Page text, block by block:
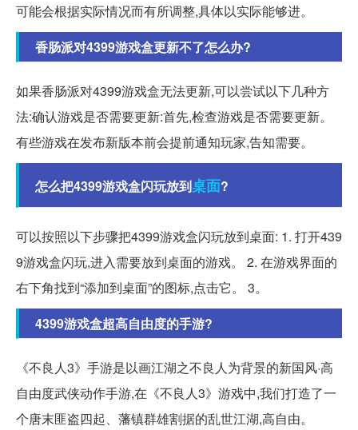
可能会根据实际情况而有所调整,具体以实际能够进。
香肠派对4399游戏盒更新不了怎么办?
如果香肠派对4399游戏盒无法更新,可以尝试以下几种方
法:确认游戏是否需要更新:首先,检查游戏是否需要更新。
有些游戏在发布新版本前会提前通知玩家,告知需要。
怎么把4399游戏盒闪玩放到桌面?
可以按照以下步骤把4399游戏盒闪玩放到桌面: 1. 打开439
9游戏盒闪玩,进入需要放到桌面的游戏。 2. 在游戏界面的
右下角找到“添加到桌面”的图标,点击它。 3。
4399游戏盒超高自由度的手游?
《不良人3》手游是以画江湖之不良人为背景的新国风·高
自由度武侠动作手游,在《不良人3》游戏中,我们打造了一
个唐末匪盗四起、藩镇群雄割据的乱世江湖,高自由。